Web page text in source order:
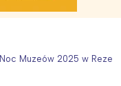
Noc Muzeów 2025 w